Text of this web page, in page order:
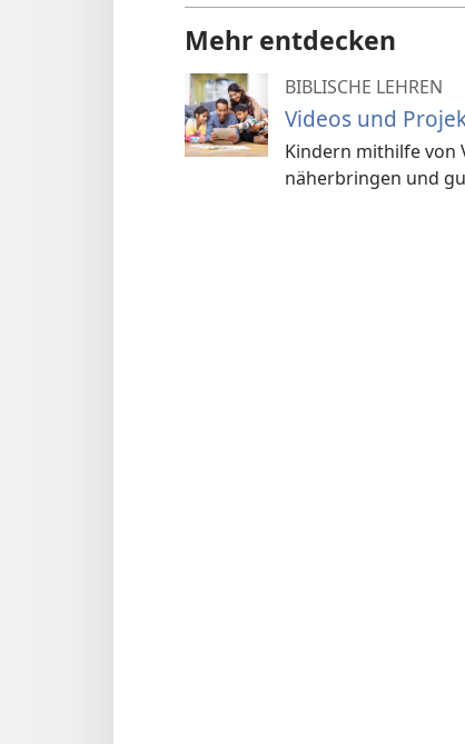
Mehr entdecken
BIBLISCHE LEHREN
Videos und
Kindern mithilfe von
näherbringen und